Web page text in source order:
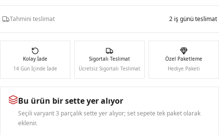
Tahmini teslimat 2 iş günü teslimat
Kolay İade
14 Gün İçinde İade
Sigortalı Teslimat
Ücretsiz Sigortalı Teslimat
Özel Paketleme
Hediye Paketi
Bu ürün bir sette yer alıyor
Seçili varyant 3 parçalık sette yer alıyor; set sepete tek paket olarak
eklenir.